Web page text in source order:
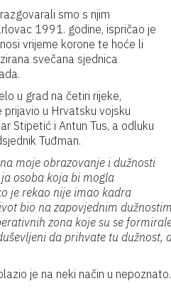
smo s njim
1991. godine, ispričao je
vrijeme korone te hoće li
svečana sjednica
u grad na četiri rijeke,
prijavio u Hrvatsku vojsku
Stipetić i Antun Tus, a odluku
Tuđman.
moje obrazovanje i dužnosti
osoba koja bi mogla
je rekao nije imao kadra
bio na zapovjednim
zona koje su se
da prihvate tu dužnost,
je na neki način u